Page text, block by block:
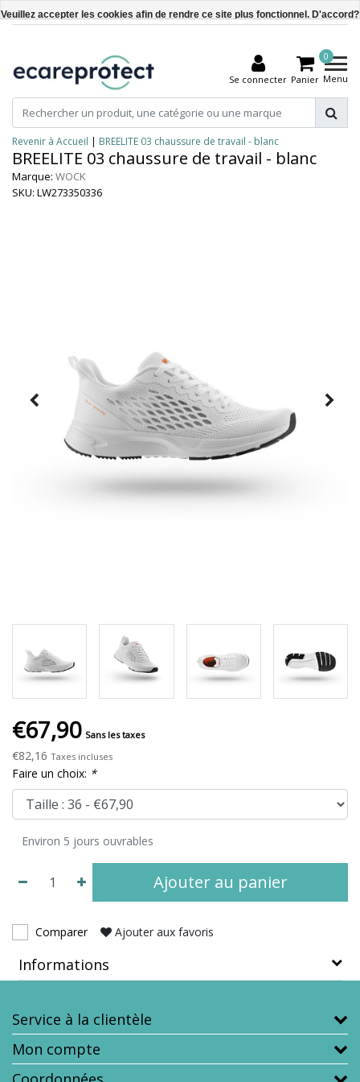
Se connecter
0
Panier Menu
Revenir à Accueil | BREELITE 03 chaussure de travail - blanc
BREELITE 03 chaussure de travail - blanc
Marque: WOCK
SKU: LW273350336
€67,90 Sans les taxes
€82,16 Taxes incluses
Faire un choix: *
Environ 5 jours ouvrables
Ajouter au panier
Comparer Ajouter aux favoris
Informations
Service à la clientèle
Mon compte
Veuillez accepter les cookies afin de rendre ce site plus fonctionnel. D'accord?